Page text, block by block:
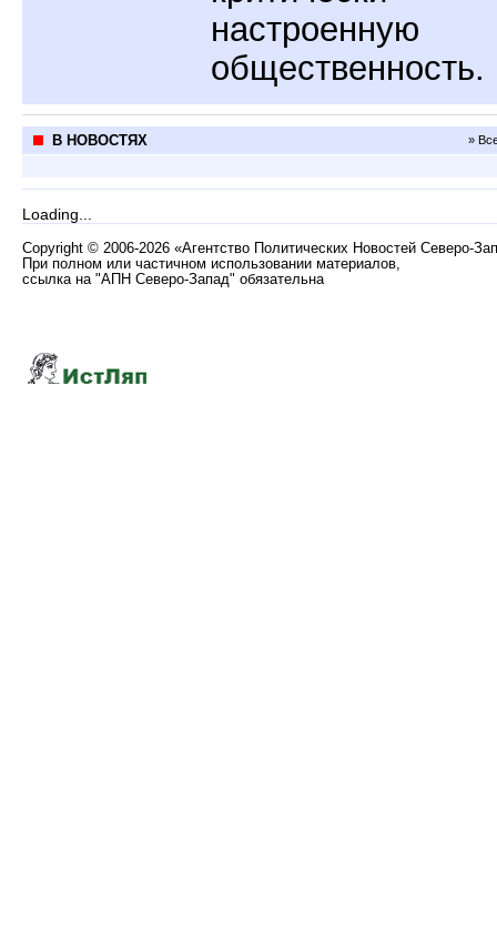
настроенную
общественность.
В НОВОСТЯХ »
Loading...
Copyright © 2006-2026 «Агентство Политических Новостей Северо-
При полном или частичном использовании материалов,
ссылка на "АПН Северо-Запад" обязательна